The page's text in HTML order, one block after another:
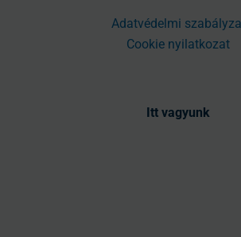
Adatvédelmi
Cookie nyilatkozat
Itt vagyunk